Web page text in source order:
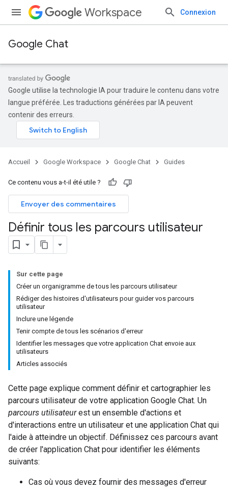
Workspace Connexion
Google Chat
Google utilise la technologie IA pour traduire le contenu dans votre
langue préférée. Les traductions générées par IA peuvent
contenir des erreurs.
Accueil Google Workspace Google Chat Guides
Ce contenu vous a-t-il été utile ?
Envoyer des commentaires
Définir tous les parcours utilisateur
Sur cette page
Créer un organigramme de tous les parcours utilisateur
Rédiger des histoires d'utilisateurs pour guider vos parcours
utilisateur
Inclure une légende
Tenir compte de tous les scénarios d'erreur
Identifier les messages que votre application Chat envoie aux
utilisateurs
Articles associés
Cette page explique comment définir et cartographier les
parcours utilisateur de votre application Google Chat. Un
parcours utilisateurest un ensemble d'actions et
d'interactions entre un utilisateur et une application Chat qui
l'aide à atteindre un objectif. Définissez ces parcours avant
de créer l'application Chat pour identifier les éléments
suivants:
Cas où vous devez fournir des messages d'erreur